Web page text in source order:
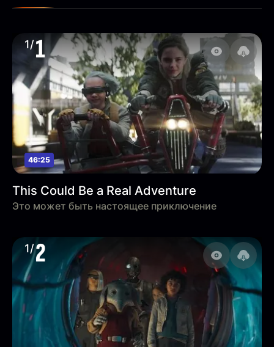
1/1
46:25
This Could Be a Real Adventure
Это может быть настоящее приключение
1/2